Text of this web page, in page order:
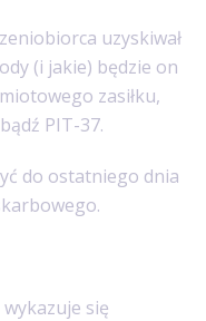
uzyskiwał
(i jakie) będzie on
zasiłku,
PIT-37.
do ostatniego dnia
wykazuje się